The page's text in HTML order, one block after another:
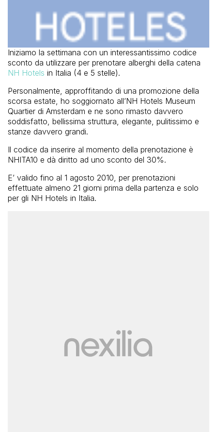
Iniziamo la settimana con un interessantissimo codice
sconto da utilizzare per prenotare alberghi della catena
NH Hotels in Italia (4 e 5 stelle).
Personalmente, approffitando di una promozione della
scorsa estate, ho soggiornato all’NH Hotels Museum
Quartier di Amsterdam e ne sono rimasto davvero
soddisfatto, bellissima struttura, elegante, pulitissimo e
stanze davvero grandi.
Il codice da inserire al momento della prenotazione è
NHITA10 e dà diritto ad uno sconto del 30%.
E’ valido fino al 1 agosto 2010, per prenotazioni
effettuate almeno 21 giorni prima della partenza e solo
per gli NH Hotels in Italia.